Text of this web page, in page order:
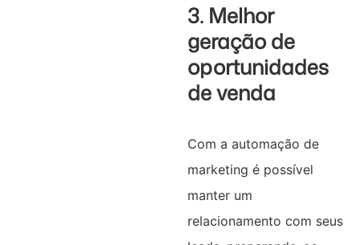
3. Melhor
geração de
oportunidades
de venda
Com a automação de
marketing é possível
manter um
relacionamento com seus